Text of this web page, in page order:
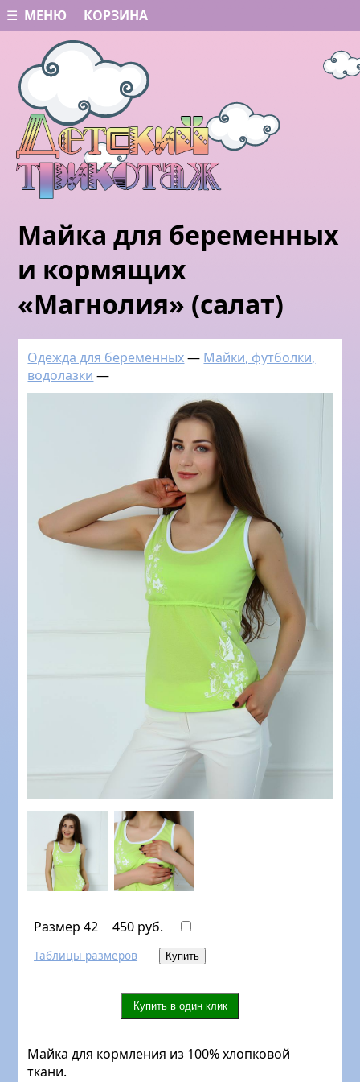
☰ МЕНЮ КОРЗИНА
Майка для беременных
и кормящих
«Магнолия» (салат)
Одежда для беременных— Майки, футболки,
водолазки —
Размер 42 450 руб.
Таблицы размеров
Майка для кормления из 100% хлопковой
ткани.